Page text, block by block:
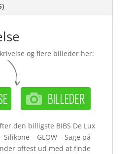
og flere billeder her:
den billigste BIBS De Lux
Silikone – GLOW – Sage på
oftest ud med at finde